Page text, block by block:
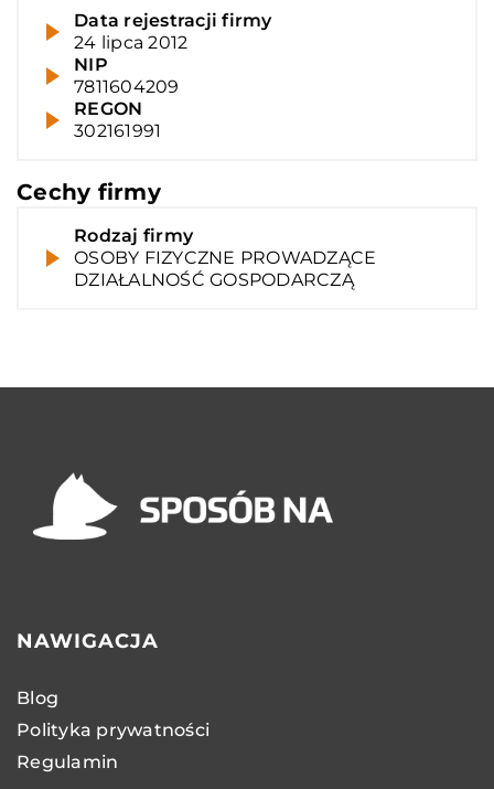
Data rejestracji firmy
24 lipca 2012
NIP
7811604209
REGON
302161991
Cechy firmy
Rodzaj firmy
OSOBY FIZYCZNE PROWADZĄCE
DZIAŁALNOŚĆ GOSPODARCZĄ
NAWIGACJA
Blog
Polityka prywatności
Regulamin